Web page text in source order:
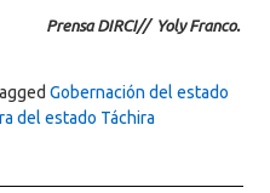
Prensa DIRCI// Yoly Franco.
Gobernación del estado
del estado Táchira